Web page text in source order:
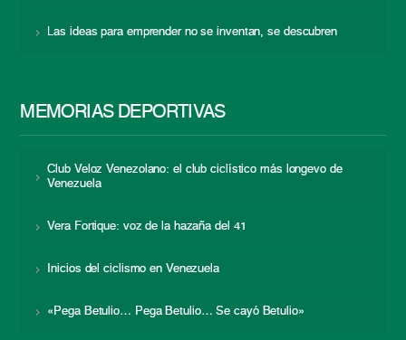
Las ideas para emprender no se inventan, se descubren
MEMORIAS DEPORTIVAS
Club Veloz Venezolano: el club ciclístico más longevo de
Venezuela
Vera Fortique: voz de la hazaña del 41
Inicios del ciclismo en Venezuela
«Pega Betulio… Pega Betulio… Se cayó Betulio»